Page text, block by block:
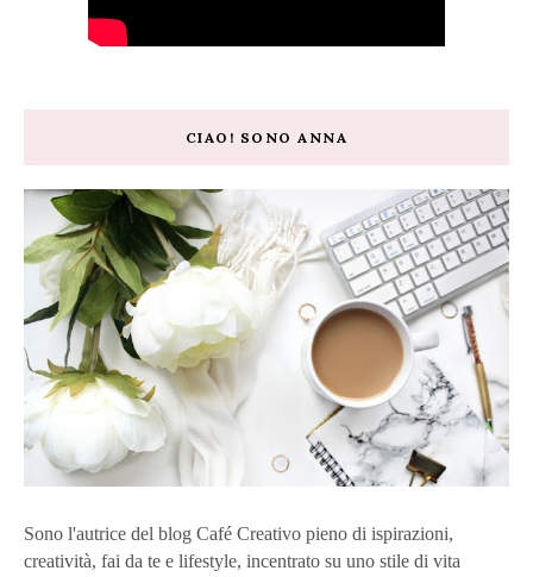
CIAO! SONO ANNA
Sono l'autrice del blog Café Creativo pieno di ispirazioni,
creatività, fai da te e lifestyle, incentrato su uno stile di vita